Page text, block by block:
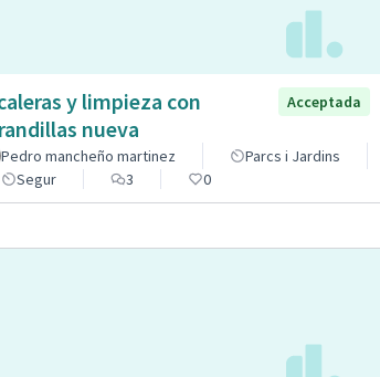
y limpieza con
nueva
Acceptada
Pedro mancheño martinez
Parcs i Jardins
Segur
3 0